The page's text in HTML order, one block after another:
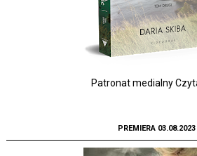
Patronat medialny
PREMIERA 03.08.2023